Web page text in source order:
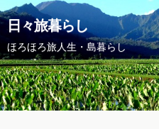
日々旅暮らし
ほろほろ旅人生・島暮らし